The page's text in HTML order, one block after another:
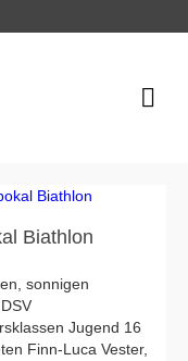
Biathlon
sonnigen
Jugend 16
Finn-Luca Vester,